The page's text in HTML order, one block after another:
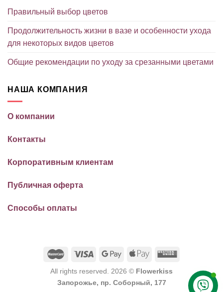
Правильный выбор цветов
Продолжительность жизни в вазе и особенности ухода
для некоторых видов цветов
Общие рекомендации по уходу за срезанными цветами
НАША КОМПАНИЯ
О компании
Контакты
Корпоративным клиентам
Публичная оферта
Способы оплаты
All rights reserved. 2026 © Flowerkiss
Запорожье, пр. Соборный, 177